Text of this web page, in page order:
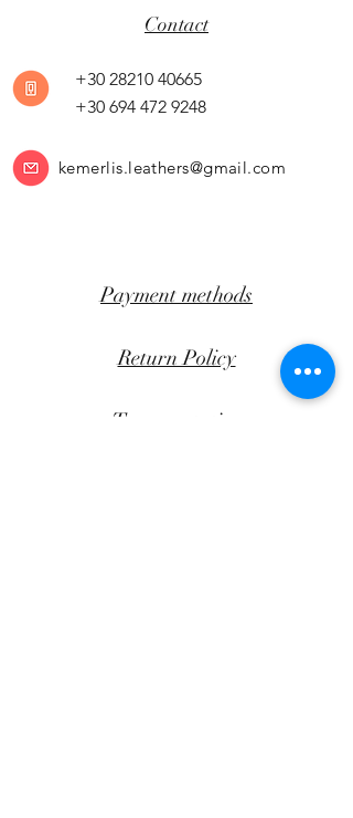
Contact
+30 28210 40665
+30 694 472 9248
kemerlis.leathers@gmail.com
Payment methods
Return Policy
Transportation